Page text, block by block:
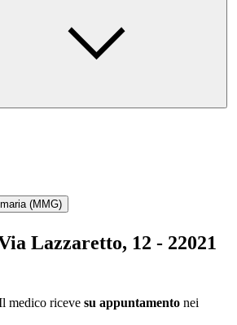
(MMG)
Lazzaretto, 12 - 22021
medico riceve su appuntamento nei